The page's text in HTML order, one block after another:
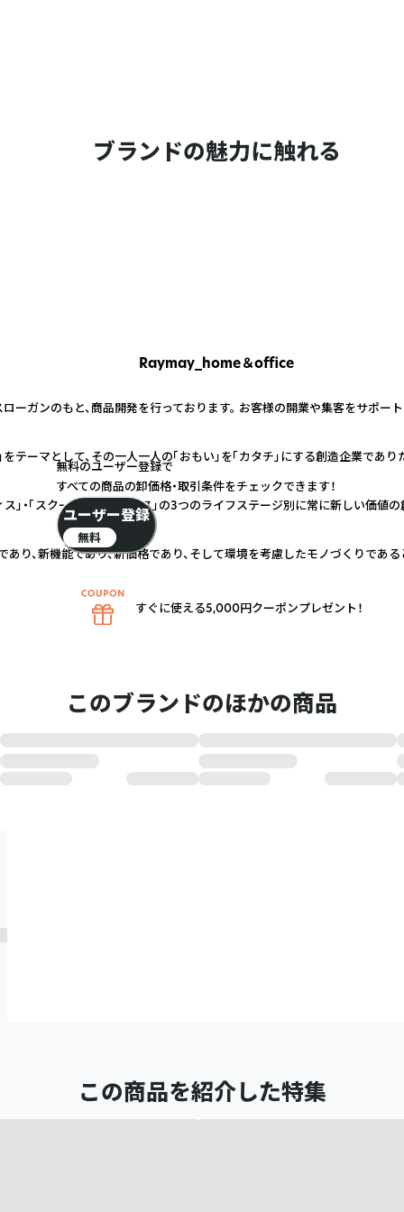
ブランドの魅力に触れる
Raymay_home＆office
ーガンのもと、商品開発を行っております。 お客様の開業や集客をサポー
テーマとして、その一人一人の「おもい」を「カタチ」にする創造企業であり
ス」・「スクール＆キャンパス」の3つのライフステージ別に常に新しい価値
り、新機能であり、新価格であり、そして環境を考慮したモノづくりである
このブランドのほかの商品
この商品を紹介した特集
無料のユーザー登録で
すべての商品の卸価格・取引条件をチェックできます！
ユーザー登録
無料
すぐに使える5,000円クーポンプレゼント！